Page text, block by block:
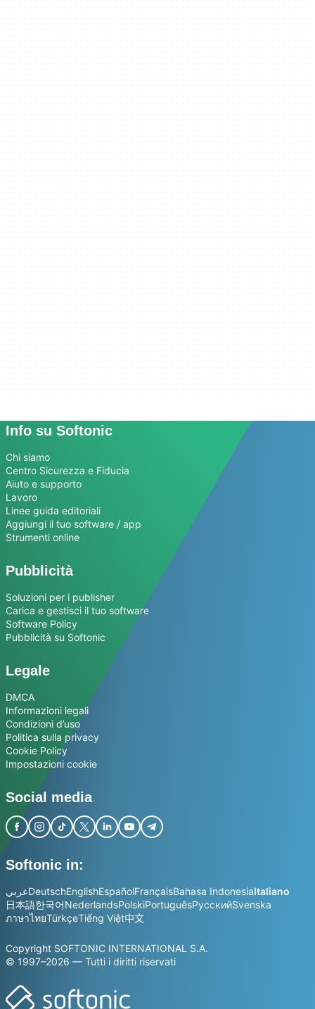
Info su Softonic
Chi siamo
Centro Sicurezza e Fiducia
Aiuto e supporto
Lavoro
Linee guida editoriali
Aggiungi il tuo software / app
Strumenti online
Pubblicità
Soluzioni per i publisher
Carica e gestisci il tuo software
Software Policy
Pubblicità su Softonic
Legale
DMCA
Informazioni legali
Condizioni d’uso
Politica sulla privacy
Cookie Policy
Impostazioni cookie
Social media
Softonic in:
عربيDeutschEnglishEspañolFrançaisBahasa IndonesiaItaliano
日本語한국어NederlandsPolskiPortuguêsРусскийSvenska
ภาษาไทยTürkçeTiếng Việt中文
Copyright SOFTONIC INTERNATIONAL S.A.
© 1997–2026 — Tutti i diritti riservati